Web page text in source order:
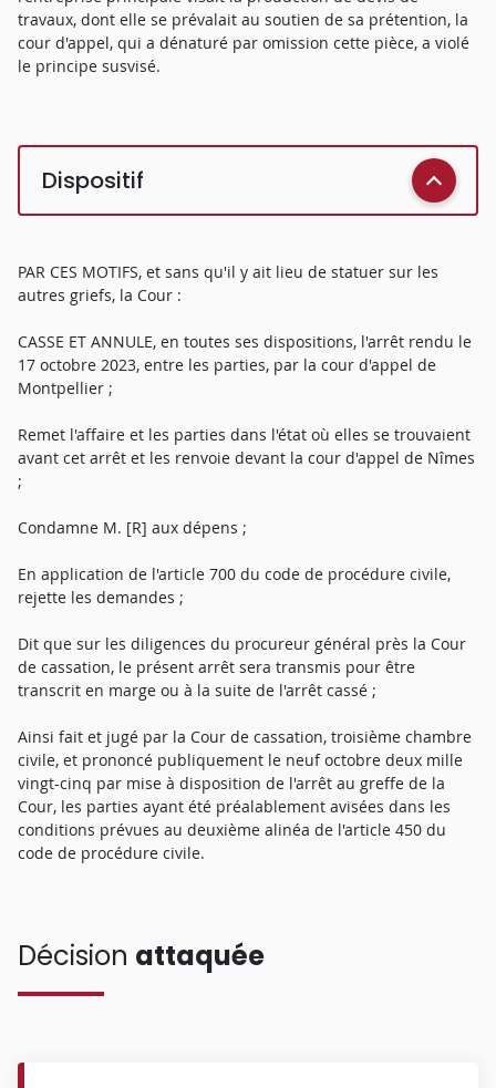
travaux, dont elle se prévalait au soutien de sa prétention, la
cour d'appel, qui a dénaturé par omission cette pièce, a violé
le principe susvisé.
Dispositif
PAR CES MOTIFS, et sans qu'il y ait lieu de statuer sur les
autres griefs, la Cour :
CASSE ET ANNULE, en toutes ses dispositions, l'arrêt rendu le
17 octobre 2023, entre les parties, par la cour d'appel de
Montpellier ;
Remet l'affaire et les parties dans l'état où elles se trouvaient
avant cet arrêt et les renvoie devant la cour d'appel de Nîmes
;
Condamne M. [R] aux dépens ;
En application de l'article 700 du code de procédure civile,
rejette les demandes ;
Dit que sur les diligences du procureur général près la Cour
de cassation, le présent arrêt sera transmis pour être
transcrit en marge ou à la suite de l'arrêt cassé ;
Ainsi fait et jugé par la Cour de cassation, troisième chambre
civile, et prononcé publiquement le neuf octobre deux mille
vingt-cinq par mise à disposition de l'arrêt au greffe de la
Cour, les parties ayant été préalablement avisées dans les
conditions prévues au deuxième alinéa de l'article 450 du
code de procédure civile.
Décision attaquée